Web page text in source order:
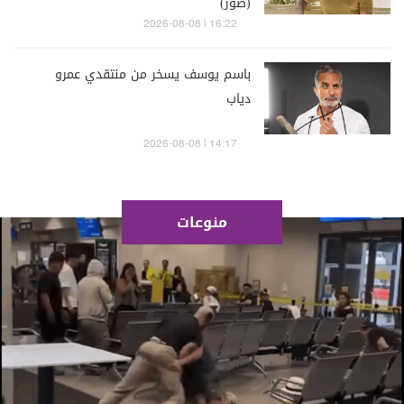
16:22 | 2026-08-08
باسم يوسف يسخر من منتقدي عمرو
دياب
14:17 | 2026-08-08
منوعات